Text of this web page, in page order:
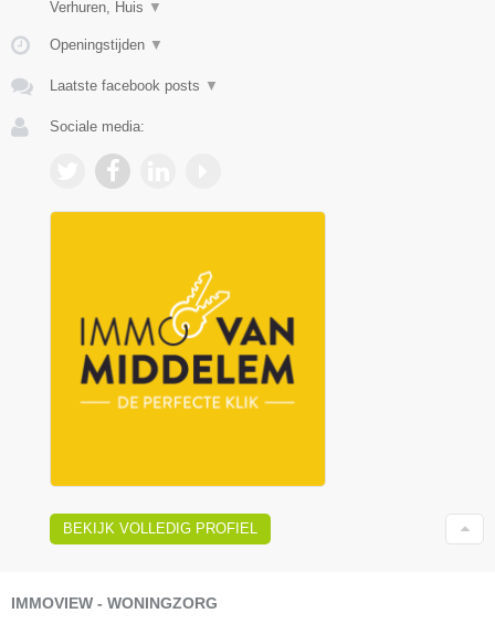
Verhuren, Huis ▼
Openingstijden ▼
Laatste facebook posts ▼
Sociale media:
BEKIJK VOLLEDIG PROFIEL
IMMOVIEW - WONINGZORG